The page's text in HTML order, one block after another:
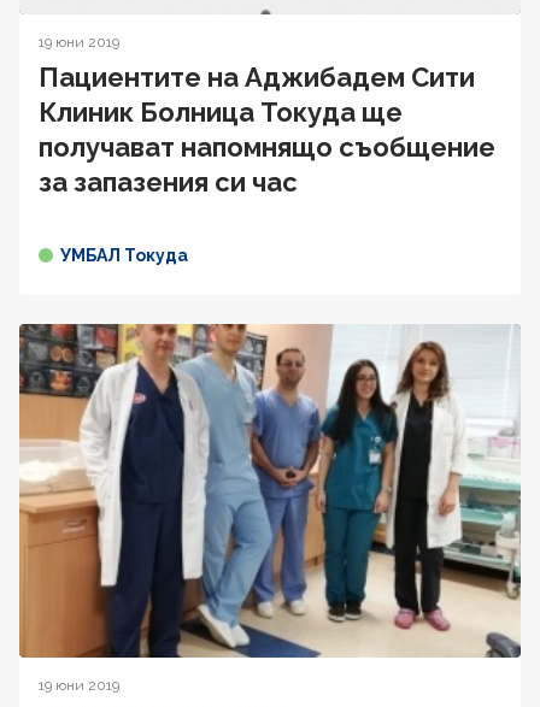
19 юни 2019
Пациентите на Аджибадем Сити
Клиник Болница Токуда ще
получават напомнящо съобщение
за запазения си час
УМБАЛ Токуда
19 юни 2019